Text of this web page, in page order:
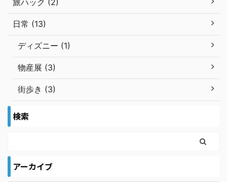
旅ハック (2)
日常 (13)
ディズニー (1)
物産展 (3)
街歩き (3)
検索
アーカイブ